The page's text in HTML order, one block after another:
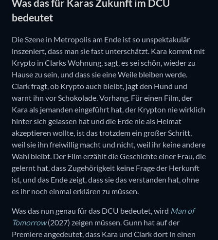
Was das für Karas Zukunft im DCU
bedeutet
Die Szene in Metropolis am Ende ist so unspektakulär
inszeniert, dass man sie fast unterschätzt. Kara kommt mit
Krypto in Clarks Wohnung, sagt, es sei schön, wieder zu
Hause zu sein, und dass sie eine Weile bleiben werde.
Clark fragt, ob Krypto auch bleibt, jagt den Hund und
warnt ihn vor Schokolade. Vorhang. Für einen Film, der
Kara als jemanden eingeführt hat, der Krypton nie wirklich
hinter sich gelassen hat und die Erde nie als Heimat
akzeptieren wollte, ist das trotzdem ein großer Schritt,
weil sie ihn freiwillig macht und nicht, weil ihr keine andere
Wahl bleibt. Der Film erzählt die Geschichte einer Frau, die
gelernt hat, dass Zugehörigkeit keine Frage der Herkunft
ist, und das Ende zeigt, dass sie das verstanden hat, ohne
es ihr noch einmal erklären zu müssen.
Was das nun genau für das DCU bedeutet, wird Man of
Tomorrow(2027) zeigen müssen. Gunn hat auf der
Premiere angedeutet, dass Kara und Clark dort in einen